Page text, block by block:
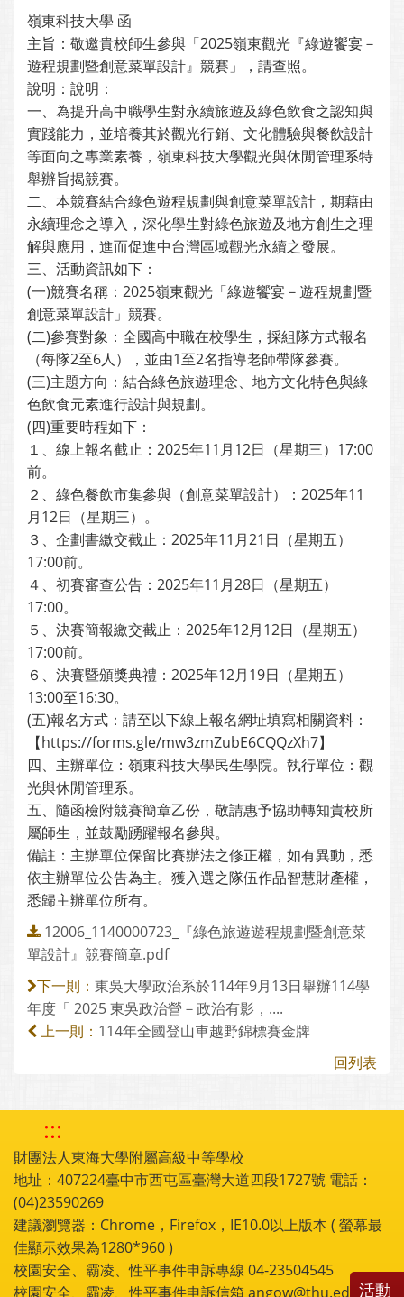
嶺東科技大學 函
主旨：敬邀貴校師生參與「2025嶺東觀光『綠遊饗宴－
遊程規劃暨創意菜單設計』競賽」，請查照。
說明：說明：
一、為提升高中職學生對永續旅遊及綠色飲食之認知與
實踐能力，並培養其於觀光行銷、文化體驗與餐飲設計
等面向之專業素養，嶺東科技大學觀光與休閒管理系特
舉辦旨揭競賽。
二、本競賽結合綠色遊程規劃與創意菜單設計，期藉由
永續理念之導入，深化學生對綠色旅遊及地方創生之理
解與應用，進而促進中台灣區域觀光永續之發展。
三、活動資訊如下：
(一)競賽名稱：2025嶺東觀光「綠遊饗宴－遊程規劃暨
創意菜單設計」競賽。
(二)參賽對象：全國高中職在校學生，採組隊方式報名
（每隊2至6人），並由1至2名指導老師帶隊參賽。
(三)主題方向：結合綠色旅遊理念、地方文化特色與綠
色飲食元素進行設計與規劃。
(四)重要時程如下：
１、線上報名截止：2025年11月12日（星期三）17:00
前。
２、綠色餐飲市集參與（創意菜單設計）：2025年11
月12日（星期三）。
３、企劃書繳交截止：2025年11月21日（星期五）
17:00前。
４、初賽審查公告：2025年11月28日（星期五）
17:00。
５、決賽簡報繳交截止：2025年12月12日（星期五）
17:00前。
６、決賽暨頒獎典禮：2025年12月19日（星期五）
13:00至16:30。
(五)報名方式：請至以下線上報名網址填寫相關資料：
【https://forms.gle/mw3zmZubE6CQQzXh7】
四、主辦單位：嶺東科技大學民生學院。執行單位：觀
光與休閒管理系。
五、隨函檢附競賽簡章乙份，敬請惠予協助轉知貴校所
屬師生，並鼓勵踴躍報名參與。
備註：主辦單位保留比賽辦法之修正權，如有異動，悉
依主辦單位公告為主。獲入選之隊伍作品智慧財產權，
悉歸主辦單位所有。
12006_1140000723_『綠色旅遊遊程規劃暨創意菜
單設計』競賽簡章.pdf
下一則： 東吳大學政治系於114年9月13日舉辦114學
年度「 2025 東吳政治營－政治有影，....
上一則： 114年全國登山車越野錦標賽金牌
回列表
:::
財團法人東海大學附屬高級中等學校
地址：407224臺中市西屯區臺灣大道四段1727號 電話：
(04)23590269
建議瀏覽器：Chrome，Firefox，IE10.0以上版本 ( 螢幕最
佳顯示效果為1280*960 )
校園安全、霸凌、性平事件申訴專線 04-23504545
校園安全、霸凌、性平事件申訴信箱 angow@thu.edu.tw
活動